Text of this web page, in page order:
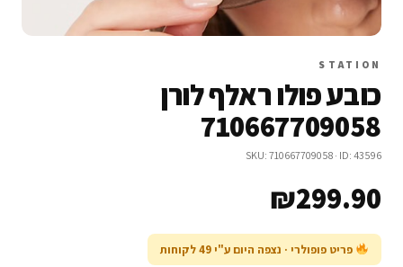
STATION
כובע פולו ראלף לורן
710667709058
SKU: 710667709058 · ID: 43596
₪299.90
פריט פופולרי · נצפה היום ע"י 49 לקוחות